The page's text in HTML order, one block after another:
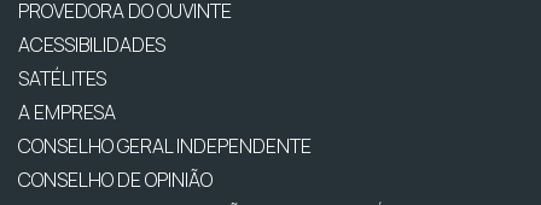
PROVEDORA DO OUVINTE
ACESSIBILIDADES
SATÉLITES
A EMPRESA
CONSELHO GERAL INDEPENDENTE
CONSELHO DE OPINIÃO